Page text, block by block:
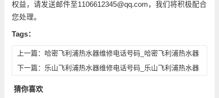
权益，请发送邮件至1106612345@qq.com，我们将积极配合
您处理。
Tags：
上一篇： 哈密飞利浦热水器维修电话号码_哈密飞利浦热水器
维修点地址查询
下一篇： 乐山飞利浦热水器维修电话号码_乐山飞利浦热水器
猜你喜欢